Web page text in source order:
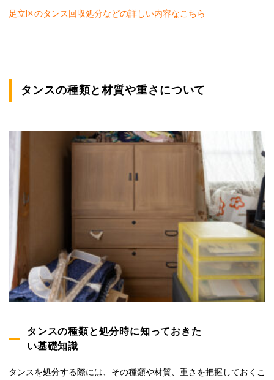
足立区のタンス回収処分などの詳しい内容なこちら
タンスの種類と材質や重さについて
タンスの種類と処分時に知っておきた
い基礎知識
タンスを処分する際には、その種類や材質、重さを把握しておくこ